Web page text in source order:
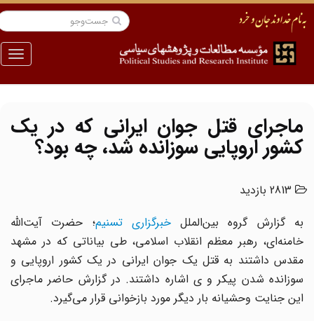
منو
ماجرای قتل جوان ایرانی که در یک
کشور اروپایی سوزانده شد، چه بود؟
2813 بازدید
به گزارش گروه بین‌المللخبرگزاری تسنیم؛ حضرت ‌آیت‌الله
خامنه‌ای، رهبر معظم انقلاب اسلامی، طی بیاناتی که در مشهد
مقدس داشتند به قتل یک جوان ایرانی در یک کشور اروپایی و
سوزانده شدن پیکر و ی اشاره داشتند. در گزارش حاضر ماجرای
این جنایت وحشیانه بار دیگر مورد بازخوانی قرار می‌گیرد.